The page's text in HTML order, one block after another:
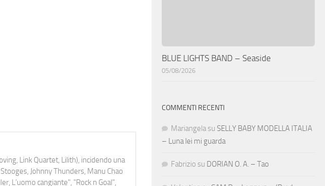
Link Quartet, Lilith), incidendo una
Johnny Thunders, Manu Chao
L’uomo cangiante", "Rock n Goal",
BLUE LIGHTS BAND – Seaside
05/08/2026
COMMENTI RECENTI
Mariangela su SELLY BABY MODELLA ITALIA
– Luna lei mi guarda
Fabrizio su DORIAN O. A. – Tao